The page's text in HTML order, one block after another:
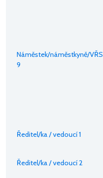
Náměstek/náměstkyně/VŘS
9
Ředitel/ka / vedoucí 1
Ředitel/ka / vedoucí 2